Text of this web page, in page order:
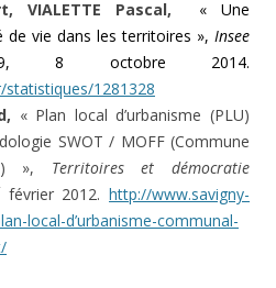
VIALETTE Pascal, « Une
de vie dans les territoires », Insee
8 octobre 2014.
1281328
« Plan local d’urbanisme (PLU)
SWOT / MOFF (Commune
», Territoires et démocratie
février 2012.http://www.savigny-
local-d’urbanisme-communal-